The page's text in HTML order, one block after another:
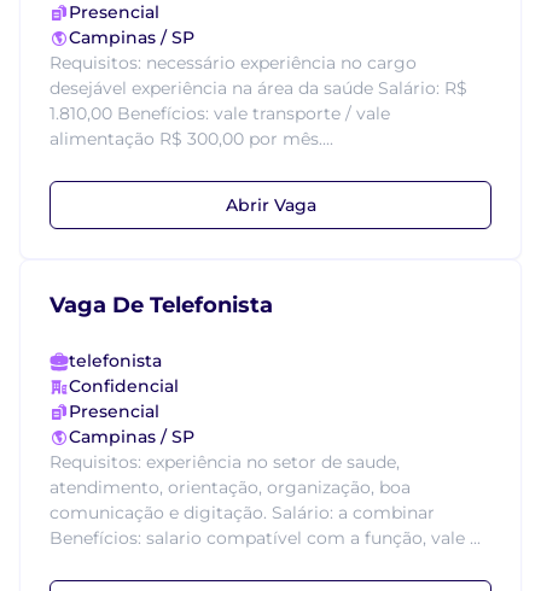
Presencial
Campinas / SP
Requisitos: necessário experiência no cargo
desejável experiência na área da saúde Salário: R$
1.810,00 Benefícios: vale transporte / vale
alimentação R$ 300,00 por mês....
Abrir Vaga
Vaga De Telefonista
telefonista
Confidencial
Presencial
Campinas / SP
Requisitos: experiência no setor de saude,
atendimento, orientação, organização, boa
comunicação e digitação. Salário: a combinar
Benefícios: salario compatível com a função, vale ...